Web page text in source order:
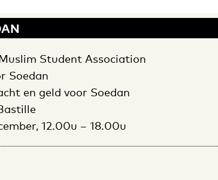
Student Association
Soedan
en geld voor Soedan
12.00u – 18.00u